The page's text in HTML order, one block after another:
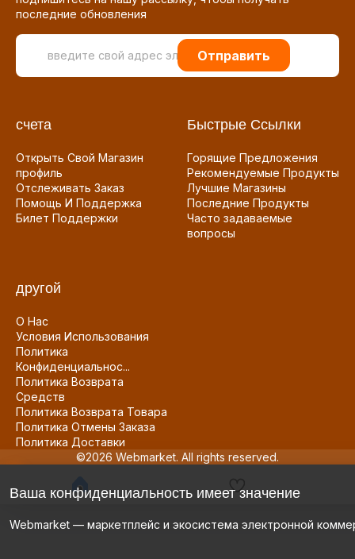
последние обновления
Отправить
счета
Открыть Свой Магазин
профиль
Отслеживать Заказ
Помощь И Поддержка
Билет Поддержки
Быстрые Ссылки
Горящие Предложения
Рекомендуемые Продукты
Лучшие Магазины
Последние Продукты
Часто задаваемые
вопросы
другой
О Нас
Условия Использования
Политика
Конфиденциальнос...
Политика Возврата
Средств
Политика Возврата Товара
Политика Отмены Заказа
Политика Доставки
©2026 Webmarket. All rights reserved.
Ваша конфиденциальность имеет значение
Webmarket — маркетплейс и экосистема электронной